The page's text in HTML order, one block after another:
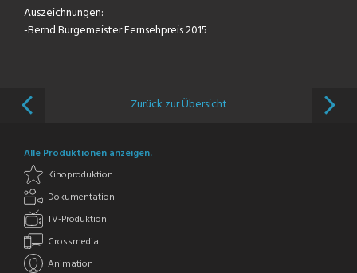
Auszeichnungen:
-Bernd Burgemeister Fernsehpreis 2015
Zurück zur Übersicht
Alle Produktionen anzeigen.
Kinoproduktion
Dokumentation
TV-Produktion
Crossmedia
Animation